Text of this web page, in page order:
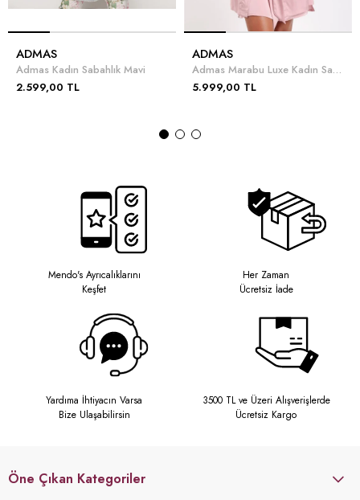
ADMAS
Admas Kadın Sabahlık Mavi
2.599,00 TL
ADMAS
Admas Marabu Luxe Kadın Sabahlık Pembe
5.999,00 TL
Mendo's Ayrıcalıklarını
Keşfet
Her Zaman
Ücretsiz İade
Yardıma İhtiyacın Varsa
Bize Ulaşabilirsin
3500 TL ve Üzeri Alışverişlerde
Ücretsiz Kargo
Öne Çıkan Kategoriler